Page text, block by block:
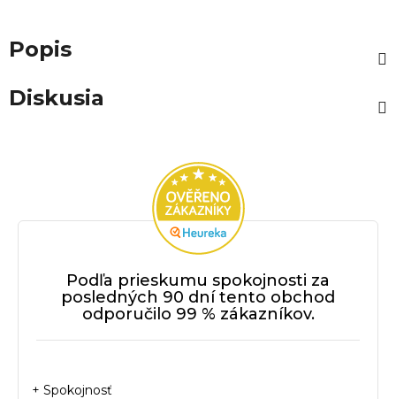
Popis
Diskusia
Podľa prieskumu spokojnosti za
posledných 90 dní tento obchod
odporučilo 99 % zákazníkov.
+ Spokojnosť